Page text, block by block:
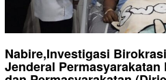
Nabire,Investigasi
Jenderal